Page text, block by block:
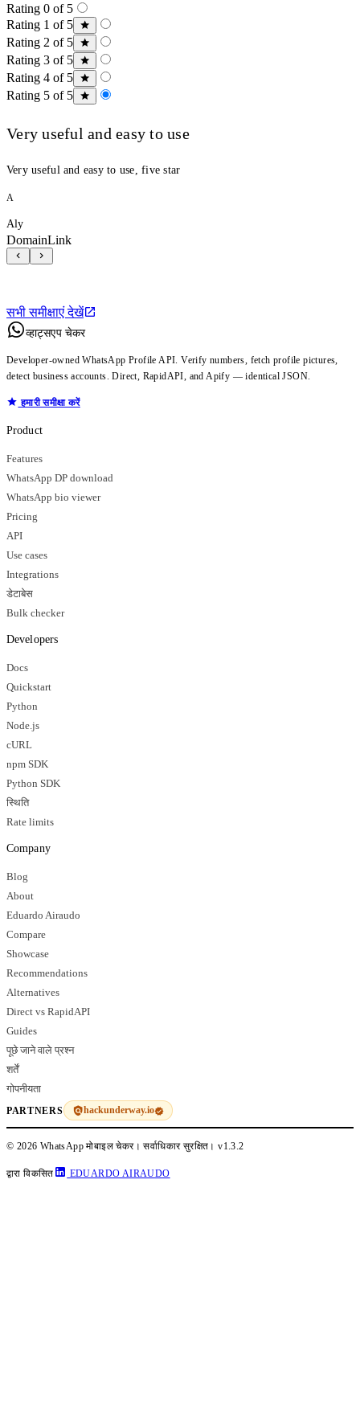
Rating 0 of 5
Rating 1 of 5
Rating 2 of 5
Rating 3 of 5
Rating 4 of 5
Rating 5 of 5
Very useful and easy to use
Very useful and easy to use, five star
A
Aly
DomainLink
सभी समीक्षाएं देखें
व्हाट्सएप चेकर
Developer-owned WhatsApp Profile API. Verify numbers, fetch profile pictures,
detect business accounts. Direct, RapidAPI, and Apify — identical JSON.
हमारी समीक्षा करें
Product
Features
WhatsApp DP download
WhatsApp bio viewer
Pricing
API
Use cases
Integrations
डेटाबेस
Bulk checker
Developers
Docs
Quickstart
Python
Node.js
cURL
npm SDK
Python SDK
स्थिति
Rate limits
Company
Blog
About
Eduardo Airaudo
Compare
Showcase
Recommendations
Alternatives
Direct vs RapidAPI
Guides
पूछे जाने वाले प्रश्न
शर्तें
गोपनीयता
PARTNERS hackunderway.io
© 2026 WhatsApp मोबाइल चेकर। सर्वाधिकार सुरक्षित।v1.3.2
द्वारा विकसित EDUARDO AIRAUDO